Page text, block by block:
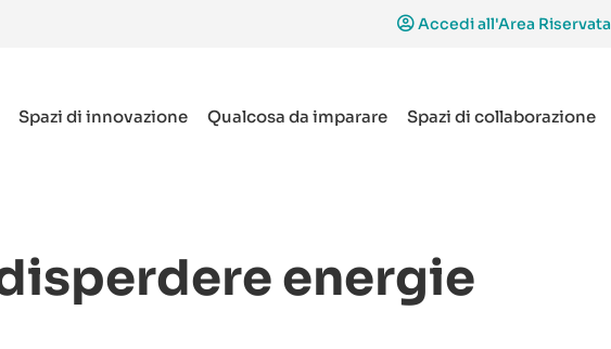
Accedi all'Area Riservata
Spazi di innovazione Qualcosa da imparare Spazi di collaborazione
energie